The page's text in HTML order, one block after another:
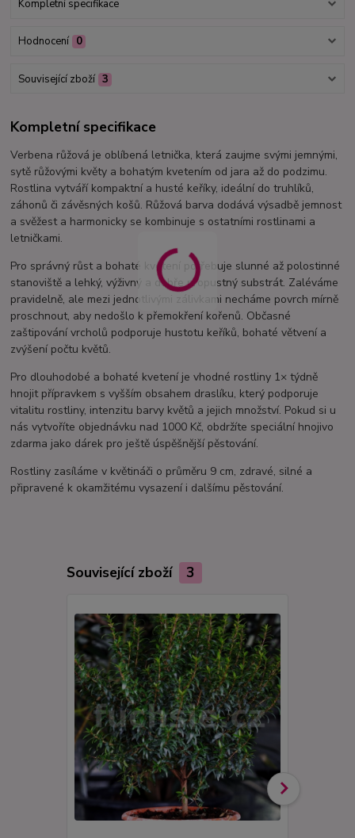
Kompletní specifikace
Hodnocení 0
Související zboží 3
Kompletní specifikace
Verbena růžová je oblíbená letnička, která zaujme svými jemnými,
sytě růžovými květy a bohatým kvetením od jara až do podzimu.
Rostlina vytváří kompaktní a husté keříky, ideální do truhlíků,
záhonů či závěsných košů. Růžová barva dodává výsadbě jemnost
a svěžest a harmonicky se kombinuje s ostatními rostlinami a
letničkami.
Pro správný růst a bohaté kvetení potřebuje slunné až polostinné
stanoviště a lehký, výživný a dobře propustný substrát. Zaléváme
pravidelně, ale mezi jednotlivými zálivkami necháme povrch mírně
proschnout, aby nedošlo k přemokření kořenů. Občasné
zaštipování vrcholů podporuje hustotu keříků, bohaté větvení a
zvýšení počtu květů.
Pro dlouhodobé a bohaté kvetení je vhodné rostliny 1× týdně
hnojit přípravkem s vyšším obsahem draslíku, který podporuje
vitalitu rostliny, intenzitu barvy květů a jejich množství. Pokud si u
nás vytvoříte objednávku nad 1000 Kč, obdržíte speciální hnojivo
zdarma jako dárek pro ještě úspěšnější pěstování.
Rostliny zasíláme v květináči o průměru 9 cm, zdravé, silné a
připravené k okamžitému vysazení i dalšímu pěstování.
Související zboží 3